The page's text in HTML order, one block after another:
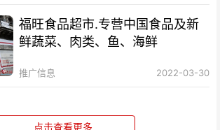
福旺食品超市.专营中国食品及新
鲜蔬菜、肉类、鱼、海鲜
推广信息 2022-03-30
点击查看更多